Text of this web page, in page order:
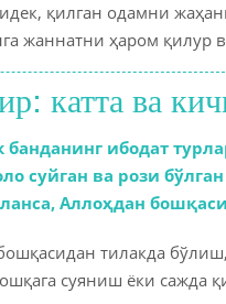
қилган одамни
жаннатни ҳаром қилур
катта ва
ибодат
суйган ва рози
Аллоҳдан
тилакда
суяниш ёки сажда